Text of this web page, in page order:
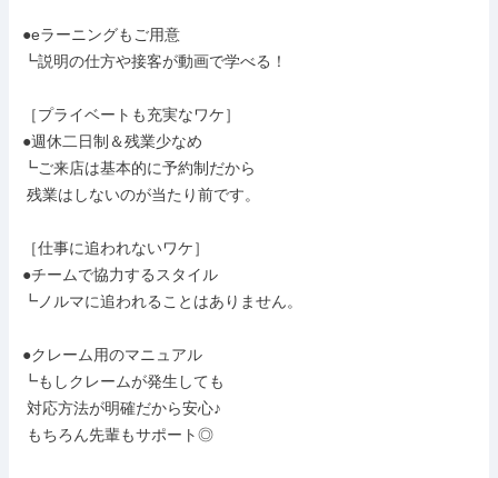
●eラーニングもご用意
┗説明の仕方や接客が動画で学べる！
［プライベートも充実なワケ］
●週休二日制＆残業少なめ
┗ご来店は基本的に予約制だから
［仕事に追われないワケ］
●チームで協力するスタイル
┗ノルマに追われることはありません。
●クレーム用のマニュアル
┗もしクレームが発生しても